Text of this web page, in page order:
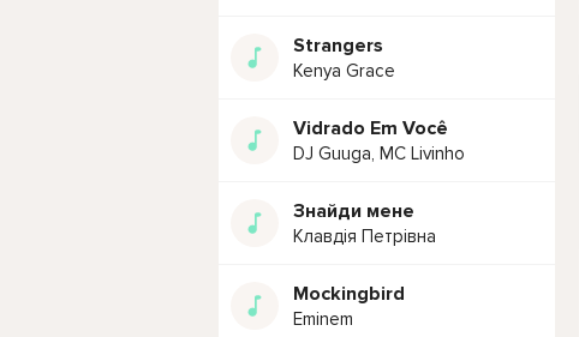
Strangers
Kenya Grace
Vidrado Em Você
DJ Guuga, MC Livinho
Знайди мене
Клавдія Петрівна
Mockingbird
Eminem